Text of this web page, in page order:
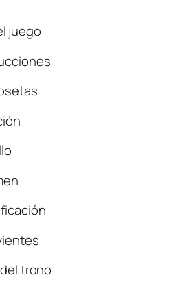
juego
trono